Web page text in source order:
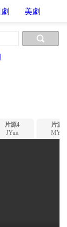
劇 美劇
片源4
JYun
片源5
MYun